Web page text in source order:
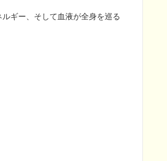
ギー、そして血液が全身を巡る